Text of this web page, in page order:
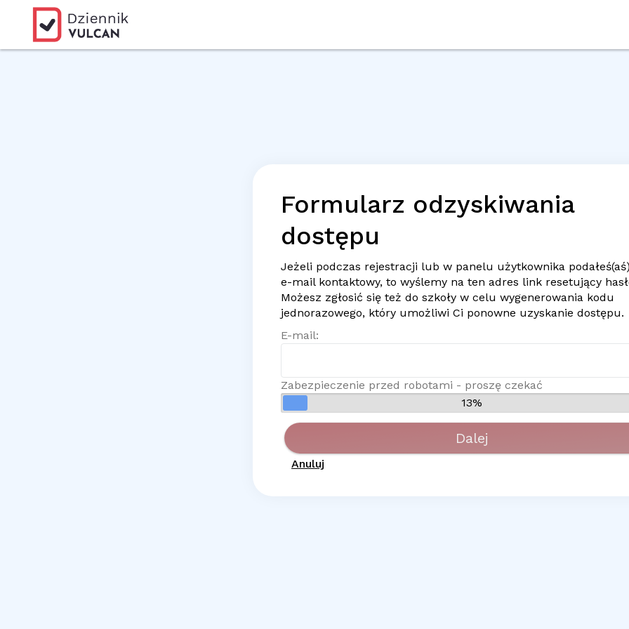
Formularz odzyskiwania
dostępu
Jeżeli podczas rejestracji lub w panelu użytkownika podałeś(aś)
e-mailkontaktowy, to wyślemy na ten adres link resetujący
Możesz zgłosić się też do szkoły w celu wygenerowania kodu
jednorazowego, który umożliwi Ci ponowne uzyskanie dostępu.
E-mail:
Zabezpieczenie przed robotami - proszę czekać
13%
Dalej
Anuluj